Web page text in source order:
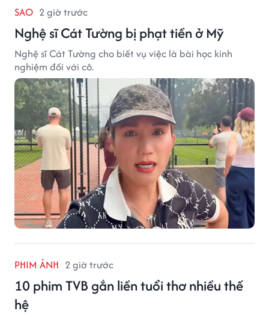
SAO 2 giờ trước
Nghệ sĩ Cát Tường bị phạt tiền ở Mỹ
Nghệ sĩ Cát Tường cho biết vụ việc là bài học kinh
nghiệm đối với cô.
PHIM ẢNH 2 giờ trước
10 phim TVB gắn liền tuổi thơ nhiều thế
hệ